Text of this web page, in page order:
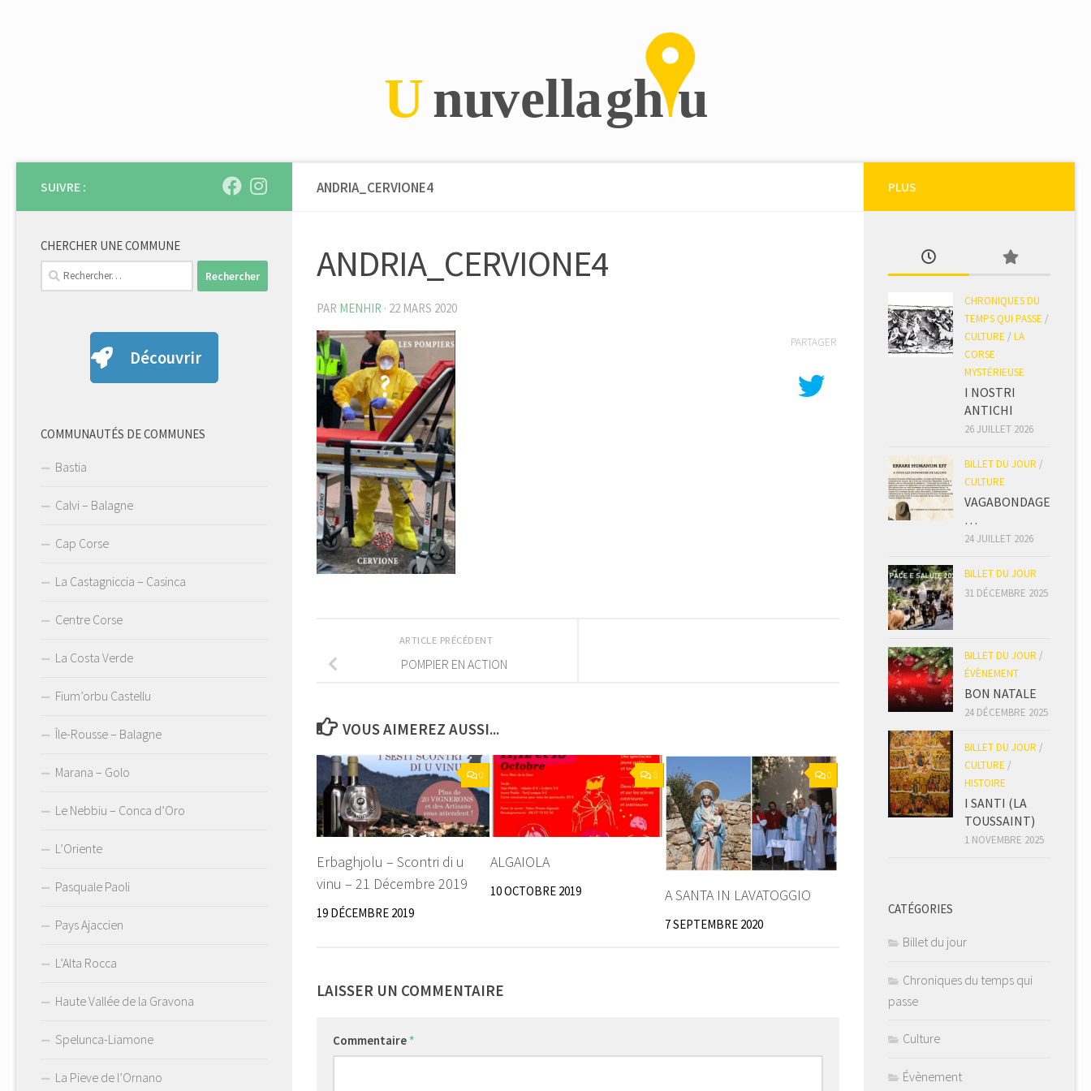
ANDRIA_CERVIONE4
ANDRIA_CERVIONE4
PAR MENHIR · 22 MARS 2020
PARTAGER
ARTICLE PRÉCÉDENT
POMPIER EN ACTION
VOUS AIMEREZ AUSSI...
0
Erbaghjolu – Scontri di u
vinu – 21 Décembre 2019
19 DÉCEMBRE 2019
0
ALGAIOLA
10 OCTOBRE 2019
0
A SANTA IN LAVATOGGIO
7 SEPTEMBRE 2020
LAISSER UN COMMENTAIRE
Commentaire *
SUIVRE :
CHERCHER UNE COMMUNE
Rechercher :
Découvrir
COMMUNAUTÉS DE COMMUNES
Bastia
Calvi – Balagne
Cap Corse
La Castagniccia – Casinca
Centre Corse
La Costa Verde
Fium’orbu Castellu
Île-Rousse – Balagne
Marana – Golo
Le Nebbiu – Conca d’Oro
L’Oriente
Pasquale Paoli
Pays Ajaccien
L’Alta Rocca
Haute Vallée de la Gravona
Spelunca-Liamone
La Pieve de l’Ornano
PLUS
CHRONIQUES DU
TEMPS QUI PASSE /
CULTURE / LA
CORSE
MYSTÉRIEUSE
I NOSTRI
ANTICHI
26 JUILLET 2026
BILLET DU JOUR /
CULTURE
VAGABONDAGE
…
24 JUILLET 2026
BILLET DU JOUR
31 DÉCEMBRE 2025
BILLET DU JOUR /
ÉVÈNEMENT
BON NATALE
24 DÉCEMBRE 2025
BILLET DU JOUR /
CULTURE /
HISTOIRE
I SANTI (LA
TOUSSAINT)
1 NOVEMBRE 2025
CATÉGORIES
Billet du jour
Chroniques du temps qui
passe
Culture
Évènement